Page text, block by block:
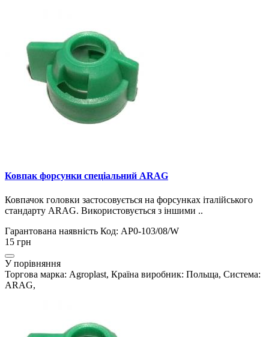
Ковпак форсунки спеціальний ARAG
Ковпачок головки застосовується на форсунках італійського
стандарту ARAG. Використовується з іншими ..
Гарантована наявність Код: AP0-103/08/W
15 грн
У порівняння
Торгова марка: Agroplast, Країна виробник: Польща, Система:
ARAG,